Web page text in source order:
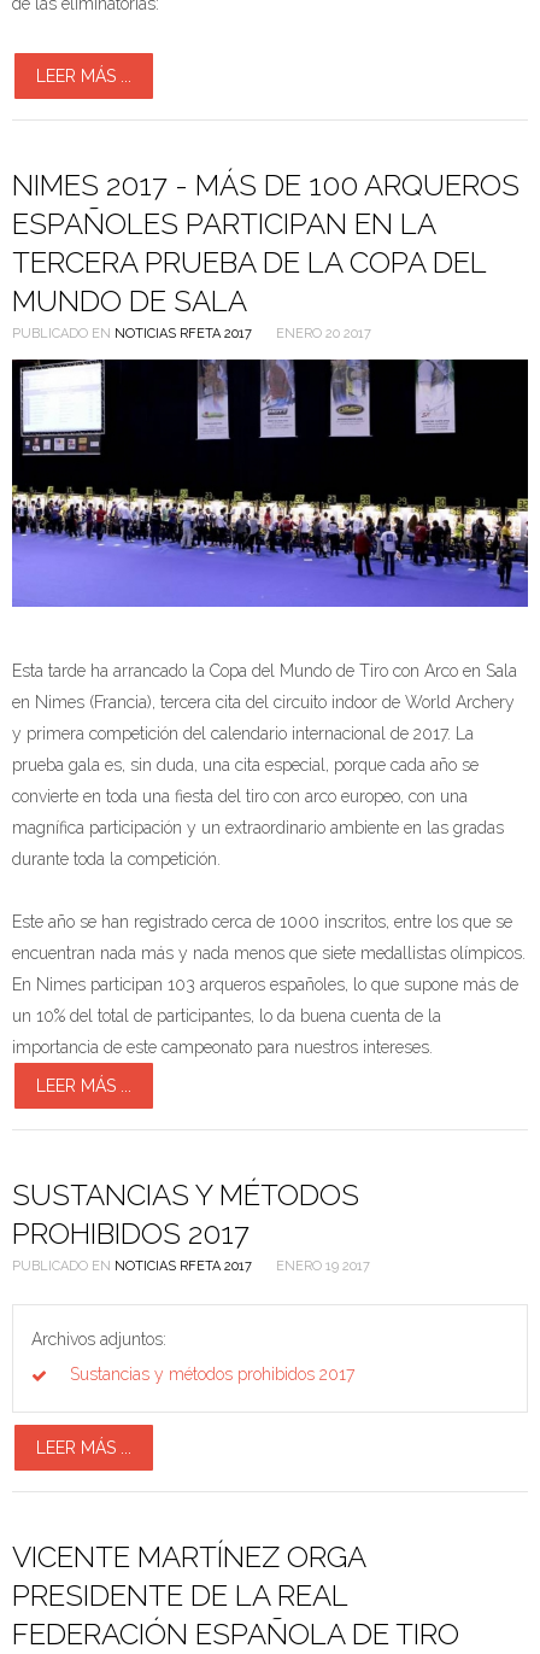
LEER MÁS ...
NIMES 2017 - MÁS DE 100 ARQUEROS
ESPAÑOLES PARTICIPAN EN LA
TERCERA PRUEBA DE LA COPA DEL
MUNDO DE SALA
PUBLICADO EN NOTICIAS RFETA 2017 ENERO 20 2017
Esta tarde ha arrancado la Copa del Mundo de Tiro con Arco en Sala
en Nimes (Francia), tercera cita del circuito indoor de World Archery
y primera competición del calendario internacional de 2017. La
prueba gala es, sin duda, una cita especial, porque cada año se
convierte en toda una fiesta del tiro con arco europeo, con una
magnífica participación y un extraordinario ambiente en las gradas
durante toda la competición.
Este año se han registrado cerca de 1000 inscritos, entre los que se
encuentran nada más y nada menos que siete medallistas olímpicos.
En Nimes participan 103 arqueros españoles, lo que supone más de
un 10% del total de participantes, lo da buena cuenta de la
importancia de este campeonato para nuestros intereses.
LEER MÁS ...
SUSTANCIAS Y MÉTODOS
PROHIBIDOS 2017
PUBLICADO EN NOTICIAS RFETA 2017 ENERO 19 2017
Archivos adjuntos:
Sustancias y métodos prohibidos 2017
LEER MÁS ...
VICENTE MARTÍNEZ ORGA
PRESIDENTE DE LA REAL
FEDERACIÓN ESPAÑOLA DE TIRO